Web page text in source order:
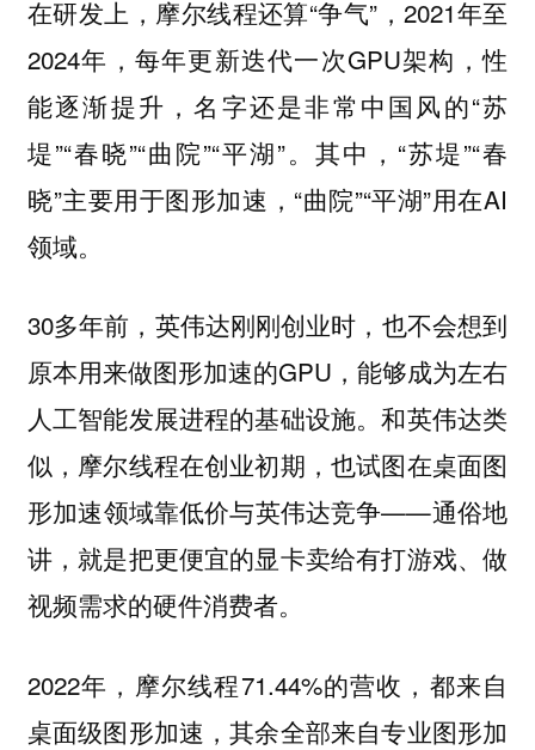
在研发上，摩尔线程还算“争气”，2021年至
2024年，每年更新迭代一次GPU架构，性
能逐渐提升，名字还是非常中国风的“苏
堤”“春晓”“曲院”“平湖”。其中，“苏堤”“春
晓”主要用于图形加速，“曲院”“平湖”用在AI
领域。
30多年前，英伟达刚刚创业时，也不会想到
原本用来做图形加速的GPU，能够成为左右
人工智能发展进程的基础设施。和英伟达类
似，摩尔线程在创业初期，也试图在桌面图
形加速领域靠低价与英伟达竞争——通俗地
讲，就是把更便宜的显卡卖给有打游戏、做
视频需求的硬件消费者。
2022年，摩尔线程71.44%的营收，都来自
桌面级图形加速，其余全部来自专业图形加